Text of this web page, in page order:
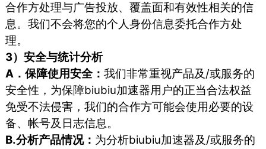
合作方处理与广告投放、覆盖面和有效性相关的信
息。我们不会将您的个人身份信息委托合作方处
理。
3）安全与统计分析
A．保障使用安全：我们非常重视产品及/或服务的
安全性，为保障biubiu加速器用户的正当合法权益
免受不法侵害，我们的合作方可能会使用必要的设
备、帐号及日志信息。
B.分析产品情况： 为分析biubiu加速器及/或服务的